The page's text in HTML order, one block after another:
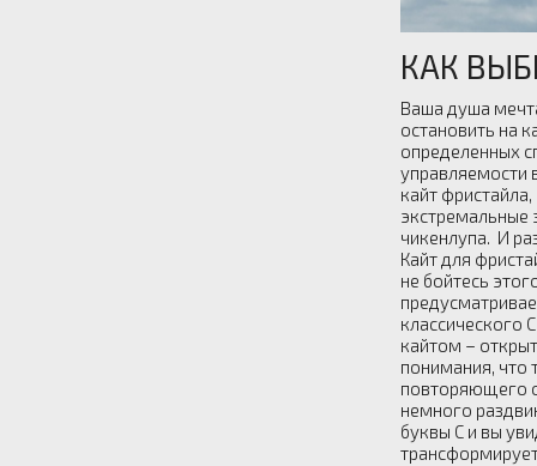
КАК
Ваша душа
остановить на
определенных
управляемости
кайт
экстремальные
чикенлупа. И
Кайт для
не бойтесь
классического
кайтом –
понимания, что
повторяющего
немного
буквы С и вы